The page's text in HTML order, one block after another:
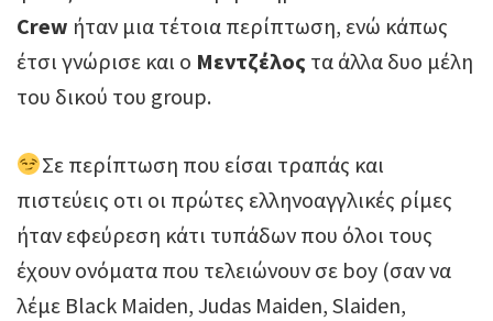
Crew ήταν μια τέτοια περίπτωση, ενώ κάπως
έτσι γνώρισε και ο Μεντζέλος τα άλλα δυο μέλη
του δικού του group.
Σε περίπτωση που είσαι τραπάς και
πιστεύεις οτι οι πρώτες ελληνοαγγλικές ρίμες
ήταν εφεύρεση κάτι τυπάδων που όλοι τους
έχουν ονόματα που τελειώνουν σε boy (σαν να
λέμε Black Maiden, Judas Maiden, Slaiden,